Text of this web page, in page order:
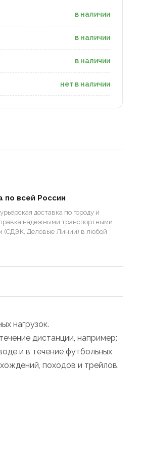
в наличии
в наличии
в наличии
нет в наличии
по всей России
доставка по городу и
надежными транспортными
(СДЭК, Деловые Линии) в любой
нагрузок.
дистанции, например:
и в течение футбольных
походов и трейлов.